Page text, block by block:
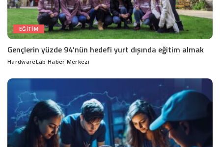
EĞITIM
Gençlerin yüzde 94’nün hedefi yurt dışında eğitim almak
Posted
HardwareLab Haber Merkezi